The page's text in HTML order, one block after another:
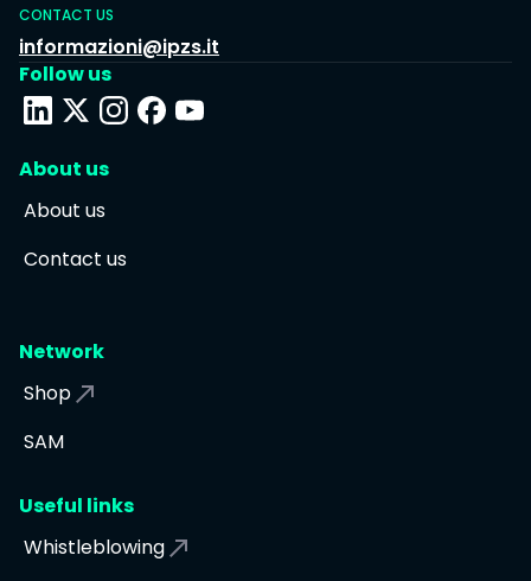
CONTACT US
informazioni@ipzs.it
Follow us
About us
About us
Contact us
Network
Shop
SAM
Useful links
Whistleblowing